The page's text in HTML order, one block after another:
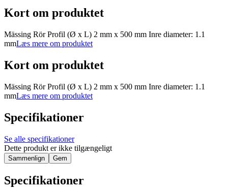
Kort om produktet
Mässing Rör Profil (Ø x L) 2 mm x 500 mm Inre diameter: 1.1
mmLæs mere om produktet
Kort om produktet
Mässing Rör Profil (Ø x L) 2 mm x 500 mm Inre diameter: 1.1
mmLæs mere om produktet
Specifikationer
Se alle specifikationer
Dette produkt er ikke tilgængeligt
Sammenlign Gem
Specifikationer